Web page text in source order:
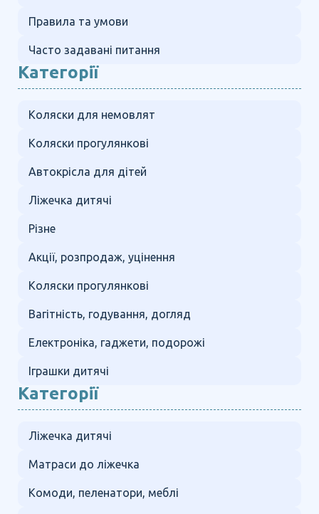
Правила та умови
Часто задавані питання
Категорії
Коляски для немовлят
Коляски прогулянкові
Автокрісла для дітей
Ліжечка дитячі
Різне
Акції, розпродаж, уцінення
Коляски прогулянкові
Вагітність, годування, догляд
Електроніка, гаджети, подорожі
Іграшки дитячі
Категорії
Ліжечка дитячі
Матраси до ліжечка
Комоди, пеленатори, меблі